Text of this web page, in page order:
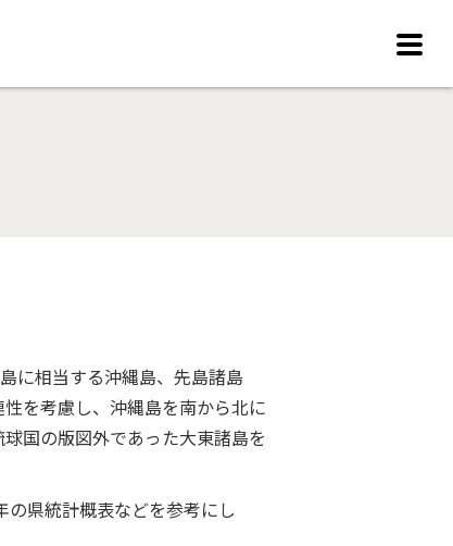
に相当する沖縄島、先島諸島
を考慮し、沖縄島を南から北に
国の版図外であった大東諸島を
県統計概表などを参考にし